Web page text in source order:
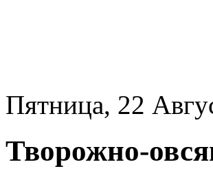
Пятница, 22
Творожно-